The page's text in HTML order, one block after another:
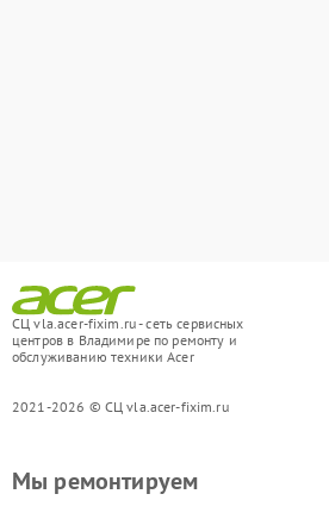
СЦ vla.acer-fixim.ru - сеть сервисных
центров в Владимире по ремонту и
обслуживанию техники Acer
2021-2026 © СЦ vla.acer-fixim.ru
Мы ремонтируем